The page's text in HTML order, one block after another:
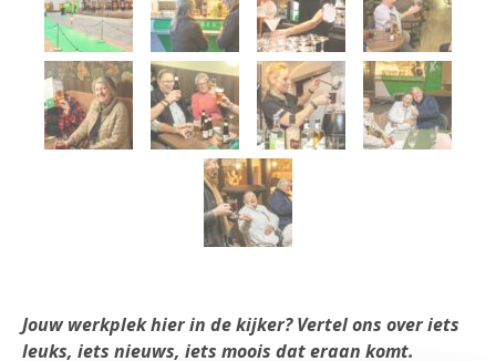
Jouw werkplek hier in de kijker? Vertel ons over iets
leuks, iets nieuws, iets moois dat eraan komt.